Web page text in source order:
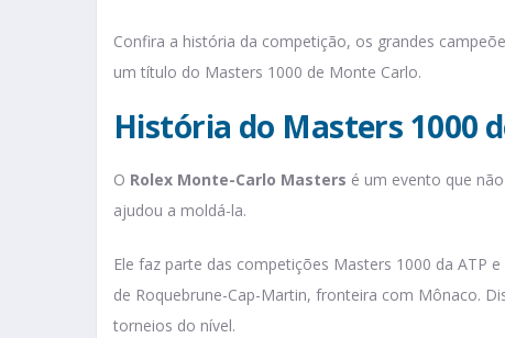
Confira a história da competição, os grandes
um título do Masters 1000 de Monte Carlo.
História do Masters 1000
O Rolex Monte-Carlo Masters é um evento que
ajudou a moldá-la.
Ele faz parte das competições Masters 1000 da ATP
de Roquebrune-Cap-Martin, fronteira com Mônaco.
torneios do nível.